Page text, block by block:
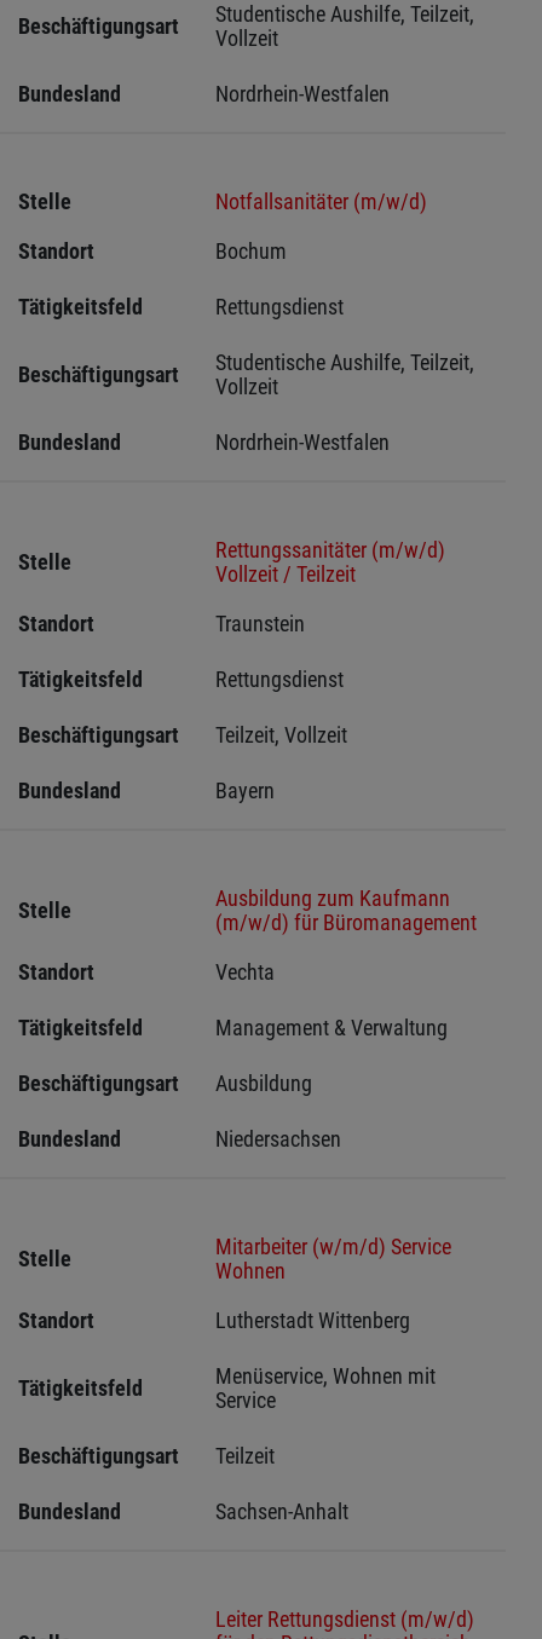
Beschäftigungsart
Studentische Aushilfe, Teilzeit,
Vollzeit
Bundesland Nordrhein-Westfalen
Stelle
Notfallsanitäter (m/w/d)
Standort
Bochum
Tätigkeitsfeld Rettungsdienst
Beschäftigungsart
Studentische Aushilfe, Teilzeit,
Vollzeit
Bundesland Nordrhein-Westfalen
Stelle
Rettungssanitäter (m/w/d)
Vollzeit / Teilzeit
Standort
Traunstein
Tätigkeitsfeld Rettungsdienst
Beschäftigungsart Teilzeit, Vollzeit
Bundesland Bayern
Stelle
Ausbildung zum Kaufmann
(m/w/d) für Büromanagement
Standort
Vechta
Tätigkeitsfeld Management & Verwaltung
Beschäftigungsart Ausbildung
Bundesland Niedersachsen
Stelle
Mitarbeiter (w/m/d) Service
Wohnen
Standort
Lutherstadt Wittenberg
Tätigkeitsfeld
Menüservice, Wohnen mit
Service
Beschäftigungsart Teilzeit
Bundesland Sachsen-Anhalt
Leiter Rettungsdienst (m/w/d)